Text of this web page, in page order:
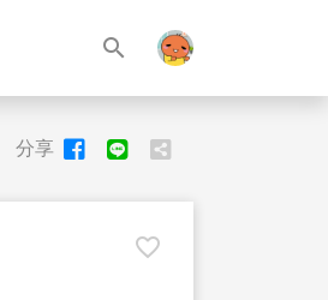
search
分享
favorite_border